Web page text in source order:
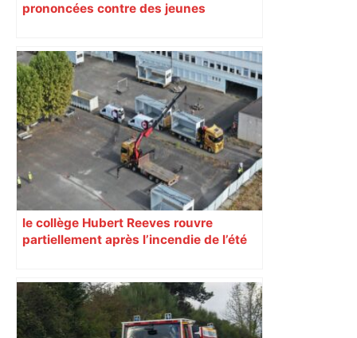
prononcées contre des jeunes
le collège Hubert Reeves rouvre
partiellement après l’incendie de l’été